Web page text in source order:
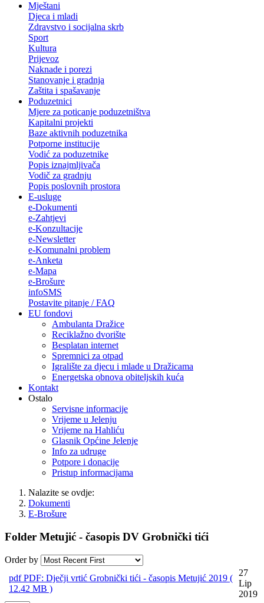
Mještani
Djeca i mladi
Zdravstvo i socijalna skrb
Sport
Kultura
Prijevoz
Naknade i porezi
Stanovanje i gradnja
Zaštita i spašavanje
Poduzetnici
Mjere za poticanje poduzetništva
Kapitalni projekti
Baze aktivnih poduzetnika
Potporne institucije
Vodić za poduzetnike
Popis iznajmljivača
Vodič za gradnju
Popis poslovnih prostora
E-usluge
e-Dokumenti
e-Zahtjevi
e-Konzultacije
e-Newsletter
e-Komunalni problem
e-Anketa
e-Mapa
e-Brošure
infoSMS
Postavite pitanje / FAQ
EU fondovi
Ambulanta Dražice
Reciklažno dvorište
Besplatan internet
Spremnici za otpad
Igralište za djecu i mlade u Dražicama
Energetska obnova obiteljskih kuća
Kontakt
Ostalo
Servisne informacije
Vrijeme u Jelenju
Vrijeme na Hahliću
Glasnik Općine Jelenje
Info za udruge
Potpore i donacije
Pristup informacijama
Nalazite se ovdje:
Dokumenti
E-Brošure
Folder Metujić - časopis DV Grobnički tići
Order by
pdf PDF: Dječji vrtić Grobnički tići - časopis Metujić 2019 (
12.42 MB )
27
Lip
2019